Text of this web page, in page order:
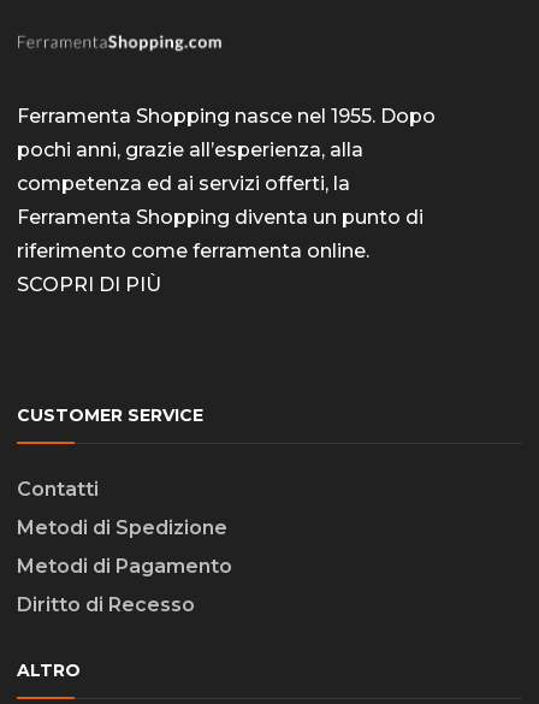
Ferramenta Shopping nasce nel 1955. Dopo
pochi anni, grazie all’esperienza, alla
competenza ed ai servizi offerti, la
Ferramenta Shopping diventa un punto di
riferimento come ferramenta online.
SCOPRI DI PIÙ
CUSTOMER SERVICE
Contatti
Metodi di Spedizione
Metodi di Pagamento
Diritto di Recesso
ALTRO